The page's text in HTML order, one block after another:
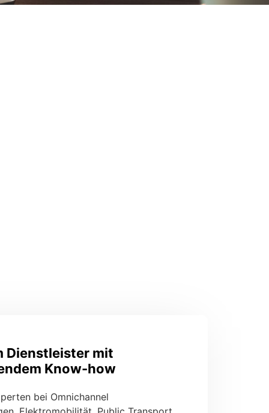
Dienstleister mit
Know-how
bei Omnichannel